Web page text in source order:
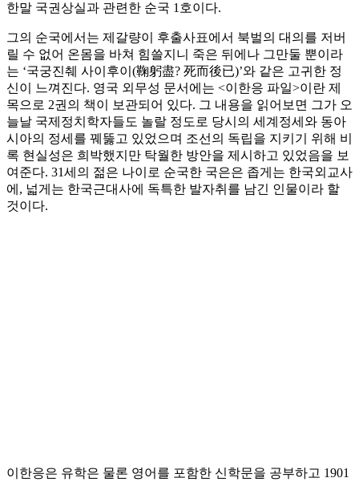
한말 국권상실과 관련한 순국 1호이다.
그의 순국에서는 제갈량이 후출사표에서 북벌의 대의를 저버
릴 수 없어 온몸을 바쳐 힘쓸지니 죽은 뒤에나 그만둘 뿐이라
는 ‘국궁진췌 사이후이(鞠躬盡? 死而後已)’와 같은 고귀한 정
신이 느껴진다. 영국 외무성 문서에는 <이한응 파일>이란 제
목으로 2권의 책이 보관되어 있다. 그 내용을 읽어보면 그가 오
늘날 국제정치학자들도 놀랄 정도로 당시의 세계정세와 동아
시아의 정세를 꿰뚫고 있었으며 조선의 독립을 지키기 위해 비
록 현실성은 희박했지만 탁월한 방안을 제시하고 있었음을 보
여준다. 31세의 젊은 나이로 순국한 국은은 좁게는 한국외교사
에, 넓게는 한국근대사에 독특한 발자취를 남긴 인물이라 할
것이다.
이한응은 유학은 물론 영어를 포함한 신학문을 공부하고 1901